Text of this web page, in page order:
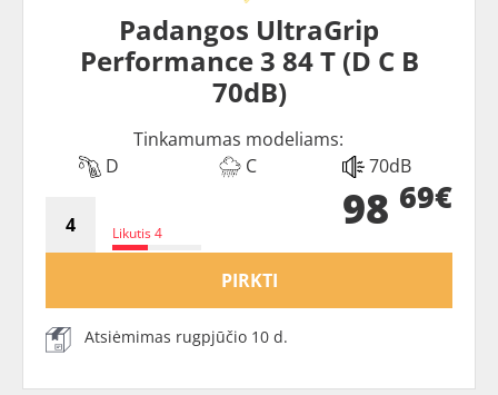
Padangos UltraGrip
Performance 3 84 T (D C B
70dB)
Tinkamumas modeliams:
D
C 70dB
Likutis 4 98 69€
PIRKTI
Atsiėmimas rugpjūčio 10 d.